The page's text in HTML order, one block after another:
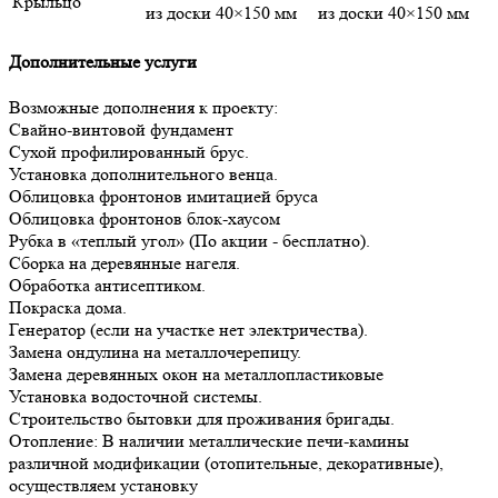
из доски 40×150 мм
из доски 40×150 мм
Дополнительные услуги
Возможные дополнения к проекту:
Свайно-винтовой фундамент
Сухой профилированный брус.
Установка дополнительного венца.
Облицовка фронтонов имитацией бруса
Облицовка фронтонов блок-хаусом
Рубка в «теплый угол» (По акции - бесплатно).
Сборка на деревянные нагеля.
Обработка антисептиком.
Покраска дома.
Генератор (если на участке нет электричества).
Замена ондулина на металлочерепицу.
Замена деревянных окон на металлопластиковые
Установка водосточной системы.
Строительство бытовки для проживания бригады.
Отопление: В наличии металлические печи-камины
различной модификации (отопительные, декоративные),
осуществляем установку